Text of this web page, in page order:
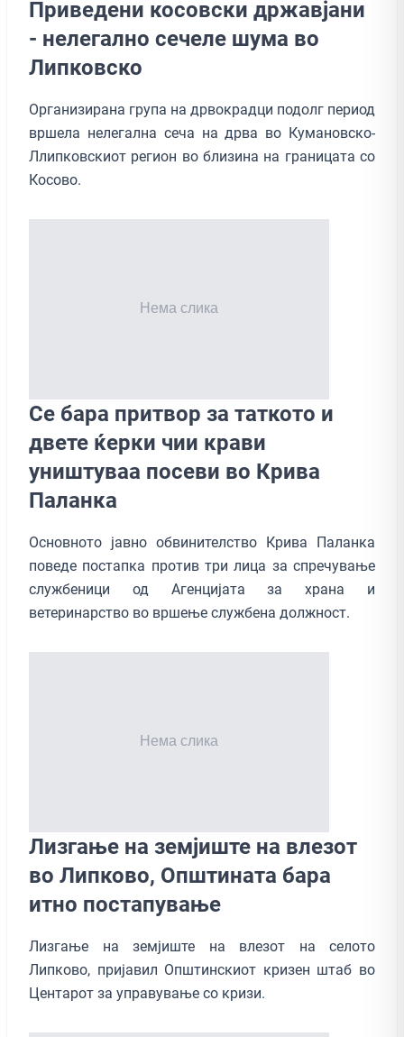
Приведени косовски државјани
- нелегално сечеле шума во
Липковско
Организирана група на дрвокрадци подолг период
вршела нелегална сеча на дрва во Кумановско-
Ллипковскиот регион во близина на границата со
Косово.
Се бара притвор за таткото и
двете ќерки чии крави
уништуваа посеви во Крива
Паланка
Основното јавно обвинителство Крива Паланка
поведе постапка против три лица за спречување
службеници од Агенцијата за храна и
ветеринарство во вршење службена должност.
Лизгање на земјиште на влезот
во Липково, Општината бара
итно постапување
Лизгање на земјиште на влезот на селото
Липково, пријавил Општинскиот кризен штаб во
Центарот за управување со кризи.